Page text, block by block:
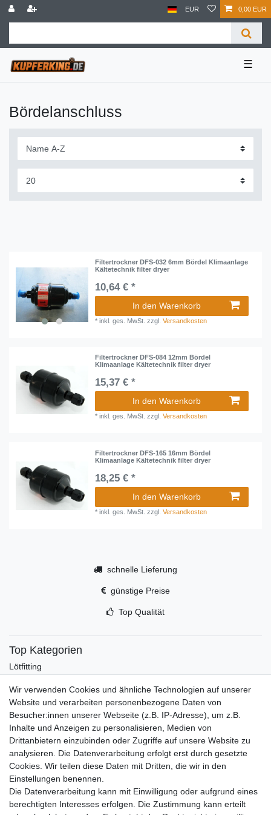
EUR 0,00 EUR
☰
Bördelanschluss
Filtertrockner DFS-032 6mm Bördel Klimaanlage
Kältetechnik filter dryer
10,64 € *
In den Warenkorb
*inkl. ges. MwSt. zzgl.Versandkosten
Filtertrockner DFS-084 12mm Bördel
Klimaanlage Kältetechnik filter dryer
15,37 € *
In den Warenkorb
*inkl. ges. MwSt. zzgl.Versandkosten
Filtertrockner DFS-165 16mm Bördel
Klimaanlage Kältetechnik filter dryer
18,25 € *
In den Warenkorb
*inkl. ges. MwSt. zzgl.Versandkosten
schnelle Lieferung
günstige Preise
Top Qualität
Top Kategorien
Lötfitting
Werkzeug
Kältetechnikzubehör
Kältefitting
Y-Verteiler
Mein Konto
Kontakt
Versandkosten
Zahlungsarten
Wir verwenden Cookies und ähnliche Technologien auf unserer
Website und verarbeiten personenbezogene Daten von
Besucher:innen unserer Webseite (z.B. IP-Adresse), um z.B.
Inhalte und Anzeigen zu personalisieren, Medien von
Drittanbietern einzubinden oder Zugriffe auf unsere Website zu
analysieren. Die Datenverarbeitung erfolgt erst durch gesetzte
Cookies. Wir teilen diese Daten mit Dritten, die wir in den
Einstellungen benennen.
Die Datenverarbeitung kann mit Einwilligung oder aufgrund eines
berechtigten Interesses erfolgen. Die Zustimmung kann erteilt